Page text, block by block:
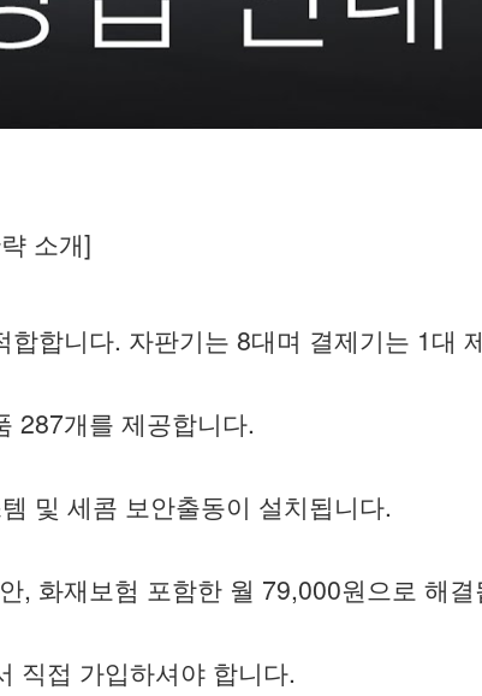
소개]
합니다. 자판기는 8대며 결제기는 1대
287개를 제공합니다.
및 세콤 보안출동이 설치됩니다.
, 화재보험 포함한 월 79,000원으로 해결
직접 가입하셔야 합니다.